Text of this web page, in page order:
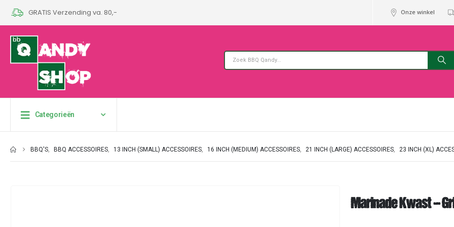
GRATIS Verzending va. 80,- Onze winkel
Categorieën
BBQ'S, BBQ ACCESSOIRES, 13 INCH (SMALL) ACCESSOIRES, 16 INCH (MEDIUM) ACCESSOIRES, 21 INCH (LARGE) ACCESSOIRES, 23 INCH (XL)
Marinade Kwast –